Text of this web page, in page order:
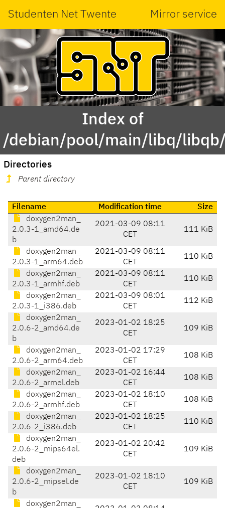
Studenten Net Twente Mirror service
Index of
/debian/pool/main/libq/
Directories
Parent directory
Filename Modification time
Size
doxygen2man_
2.0.3-1_amd64.de
b
2021-03-09 08:11
CET
111 KiB
doxygen2man_
2.0.3-1_arm64.deb
2021-03-09 08:11
CET
110 KiB
doxygen2man_
2.0.3-1_armhf.deb
2021-03-09 08:11
CET
110 KiB
doxygen2man_
2.0.3-1_i386.deb
2021-03-09 08:01
CET
112 KiB
doxygen2man_
2.0.6-2_amd64.de
b
2023-01-02 18:25
CET
109 KiB
doxygen2man_
2.0.6-2_arm64.deb
2023-01-02 17:29
CET
108 KiB
doxygen2man_
2.0.6-2_armel.deb
2023-01-02 16:44
CET
108 KiB
doxygen2man_
2.0.6-2_armhf.deb
2023-01-02 18:10
CET
108 KiB
doxygen2man_
2.0.6-2_i386.deb
2023-01-02 18:25
CET
110 KiB
doxygen2man_
2.0.6-2_mips64el.
deb
2023-01-02 20:42
CET
109 KiB
doxygen2man_
2.0.6-2_mipsel.de
b
2023-01-02 18:10
CET
109 KiB
doxygen2man_